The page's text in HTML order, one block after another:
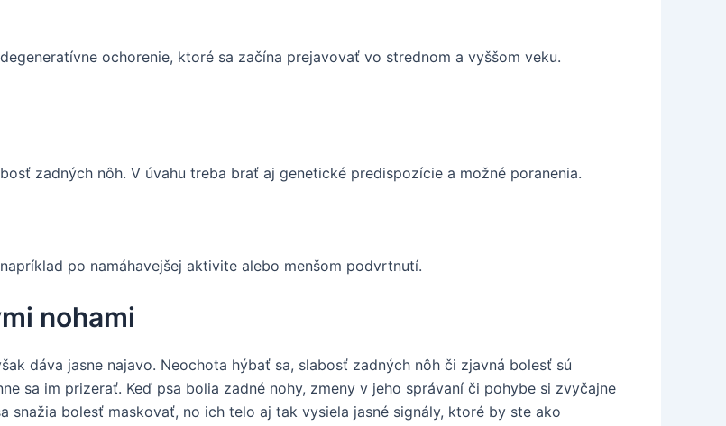
ochorenie, ktoré sa začína prejavovať vo strednom a vyššom veku.
zadných nôh. V úvahu treba brať aj genetické predispozície a možné poranenia.
po namáhavejšej aktivite alebo menšom podvrtnutí.
nohami
dáva jasne najavo. Neochota hýbať sa, slabosť zadných nôh či zjavná bolesť sú
sa im prizerať. Keď psa bolia zadné nohy, zmeny v jeho správaní či pohybe si zvyčajne
snažia bolesť maskovať, no ich telo aj tak vysiela jasné signály, ktoré by ste ako